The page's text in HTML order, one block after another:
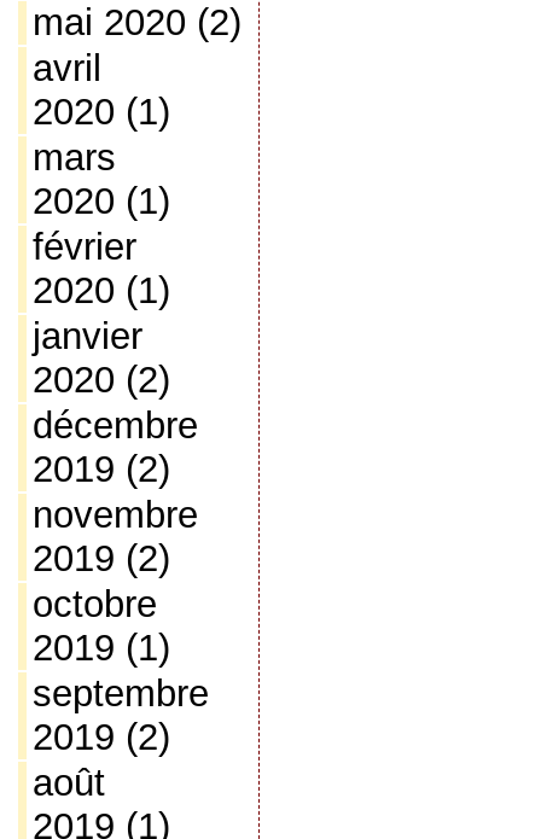
mai 2020 (2)
avril
2020 (1)
mars
2020 (1)
février
2020 (1)
janvier
2020 (2)
décembre
2019 (2)
novembre
2019 (2)
octobre
2019 (1)
septembre
2019 (2)
août
2019 (1)